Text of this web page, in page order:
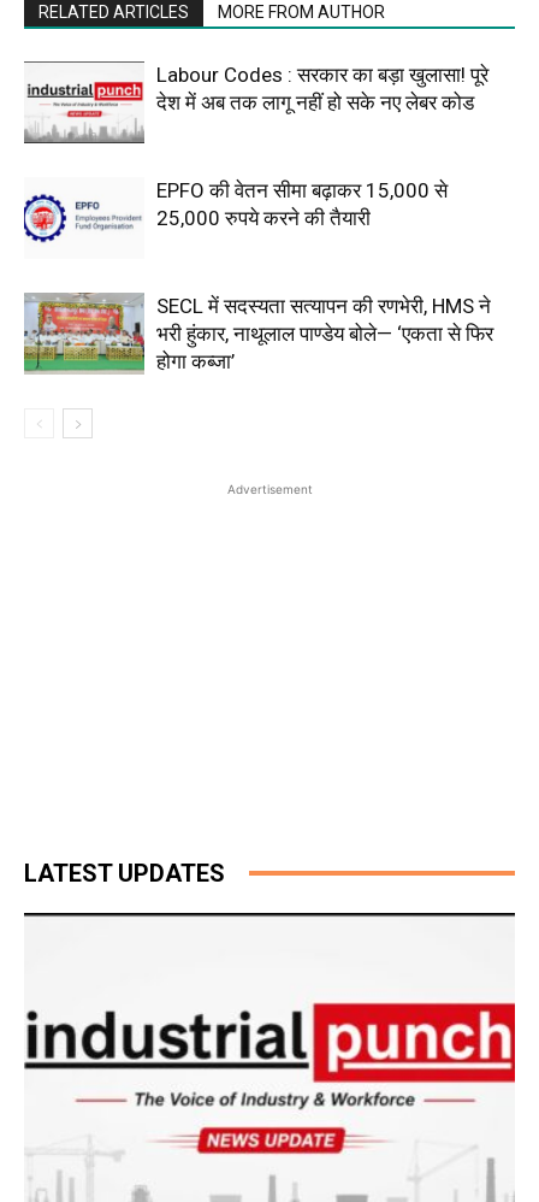
RELATED ARTICLES MORE FROM AUTHOR
Labour Codes : सरकार का बड़ा खुलासा! पूरे
देश में अब तक लागू नहीं हो सके नए लेबर कोड
EPFO की वेतन सीमा बढ़ाकर 15,000 से
25,000 रुपये करने की तैयारी
SECL में सदस्यता सत्यापन की रणभेरी, HMS ने
भरी हुंकार, नाथूलाल पाण्डेय बोले— ‘एकता से फिर
होगा कब्जा’
Advertisement
LATEST UPDATES